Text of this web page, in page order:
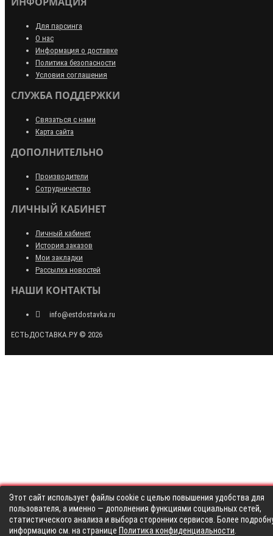
Для парсинга
О нас
Информация о доставке
Политика безопасности
Условия соглашения
СЛУЖБА ПОДДЕРЖКИ
Связаться с нами
Карта сайта
ДОПОЛНИТЕЛЬНО
Производители
Сотрудничество
ЛИЧНЫЙ КАБИНЕТ
Личный кабинет
История заказов
Мои закладки
Рассылка новостей
НАШИ КОНТАКТЫ
info@estdostavka.ru
ЕСТЬДОСТАВКА.РУ © 2026
Этот сайт использует файлы cookie с целью повышения удобства для
пользователя, а именно — дополнения функциями социальных сетей,
статистического анализа и выбора сторонних сервисов. Более
информацию см. на странице Политика конфиденциальности